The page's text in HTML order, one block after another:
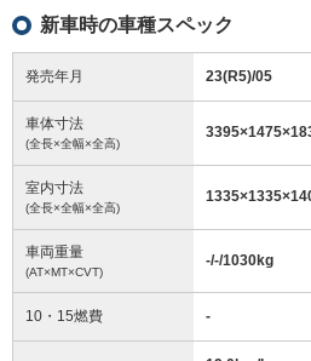
新車時の車種スペック
発売年月 23(R5)/05
車体寸法
(全長×全幅×全高)
3395×1475×
室内寸法
(全長×全幅×全高)
1335×1335×
車両重量
(AT×MT×CVT)
-/-/1030kg
10・15燃費 -